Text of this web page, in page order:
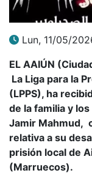
Lun, 11/05/
EL AAIÚN
La Liga para la
(LPPS), ha
de la familia y
Jamir Mahmud,
relativa a su
prisión local de
(Marruecos).